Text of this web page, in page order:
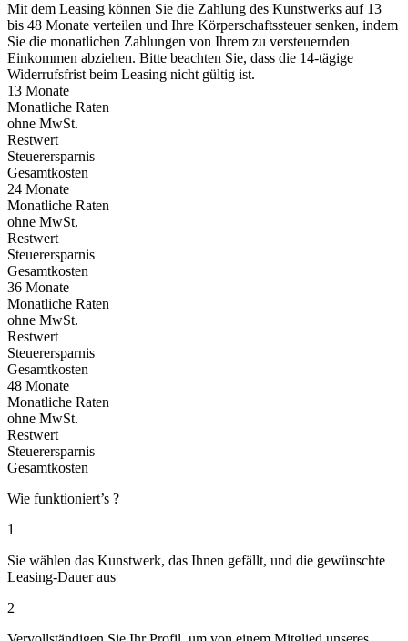
Mit dem Leasing können Sie die Zahlung des Kunstwerks auf 13
bis 48 Monate verteilen und Ihre Körperschaftssteuer senken, indem
Sie die monatlichen Zahlungen von Ihrem zu versteuernden
Einkommen abziehen. Bitte beachten Sie, dass die 14-tägige
Widerrufsfrist beim Leasing nicht gültig ist.
13 Monate
Monatliche Raten
ohne MwSt.
Restwert
Steuerersparnis
Gesamtkosten
24 Monate
Monatliche Raten
ohne MwSt.
Restwert
Steuerersparnis
Gesamtkosten
36 Monate
Monatliche Raten
ohne MwSt.
Restwert
Steuerersparnis
Gesamtkosten
48 Monate
Monatliche Raten
ohne MwSt.
Restwert
Steuerersparnis
Gesamtkosten
Wie funktioniert’s ?
1
Sie wählen das Kunstwerk, das Ihnen gefällt, und die gewünschte
Leasing-Dauer aus
2